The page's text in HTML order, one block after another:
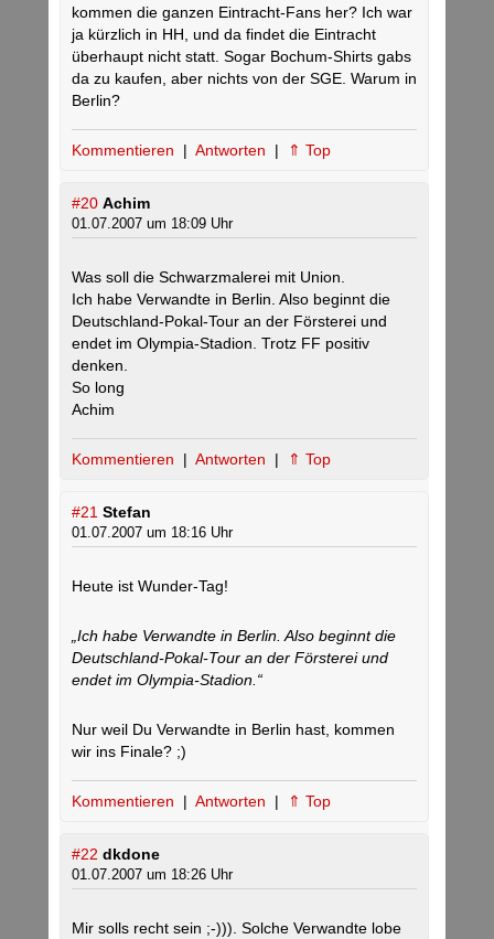
kommen die ganzen Eintracht-Fans her? Ich war
ja kürzlich in HH, und da findet die Eintracht
überhaupt nicht statt. Sogar Bochum-Shirts gabs
da zu kaufen, aber nichts von der SGE. Warum in
Berlin?
Kommentieren | Antworten | ⇑ Top
#20 Achim
01.07.2007 um 18:09 Uhr
Was soll die Schwarzmalerei mit Union.
Ich habe Verwandte in Berlin. Also beginnt die
Deutschland-Pokal-Tour an der Försterei und
endet im Olympia-Stadion. Trotz FF positiv
denken.
So long
Achim
Kommentieren | Antworten | ⇑ Top
#21 Stefan
01.07.2007 um 18:16 Uhr
Heute ist Wunder-Tag!
„Ich habe Verwandte in Berlin. Also beginnt die
Deutschland-Pokal-Tour an der Försterei und
endet im Olympia-Stadion.“
Nur weil Du Verwandte in Berlin hast, kommen
wir ins Finale? ;)
Kommentieren | Antworten | ⇑ Top
#22 dkdone
01.07.2007 um 18:26 Uhr
Mir solls recht sein ;-))). Solche Verwandte lobe